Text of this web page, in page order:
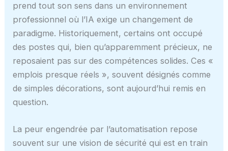
prend tout son sens dans un environnement
professionnel où l’IA exige un changement de
paradigme. Historiquement, certains ont occupé
des postes qui, bien qu’apparemment précieux, ne
reposaient pas sur des compétences solides. Ces «
emplois presque réels », souvent désignés comme
de simples décorations, sont aujourd’hui remis en
question.
La peur engendrée par l’automatisation repose
souvent sur une vision de sécurité qui est en train